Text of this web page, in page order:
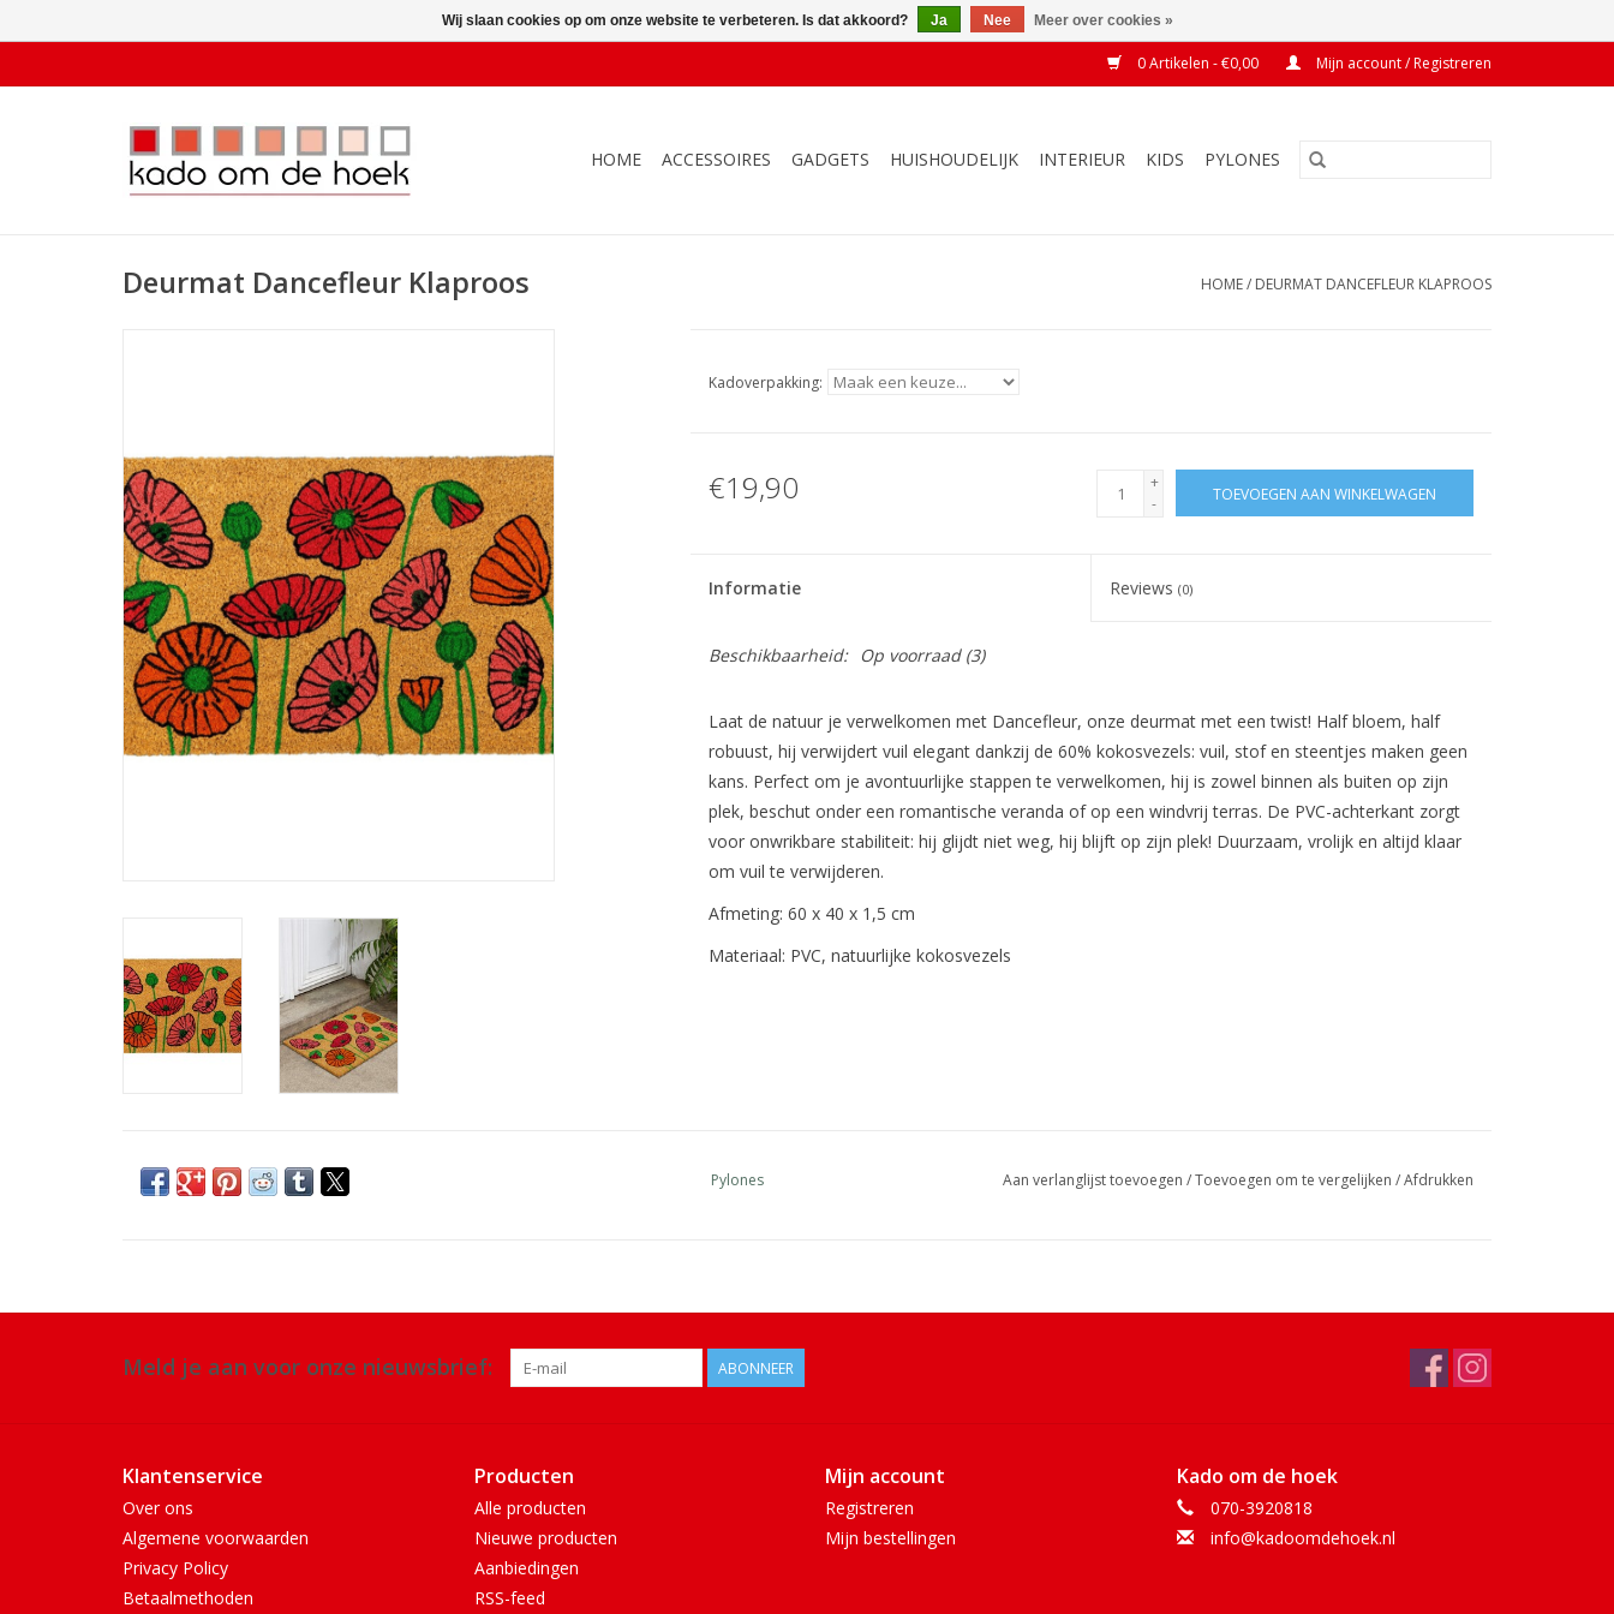
0 Artikelen - €0,00 Mijn account / Registreren
HOME ACCESSOIRES GADGETS HUISHOUDELIJK INTERIEUR KIDS PYLONES
Deurmat Dancefleur Klaproos HOME/ DEURMAT DANCEFLEUR KLAPROOS
Kadoverpakking:
€19,90
+
-
TOEVOEGEN AAN WINKELWAGEN
Informatie Reviews(0)
Beschikbaarheid: Op voorraad(3)
Laat de natuur je verwelkomen met Dancefleur, onze deurmat met een twist! Half bloem, half
robuust, hij verwijdert vuil elegant dankzij de 60% kokosvezels: vuil, stof en steentjes maken geen
kans. Perfect om je avontuurlijke stappen te verwelkomen, hij is zowel binnen als buiten op zijn
plek, beschut onder een romantische veranda of op een windvrij terras. De PVC-achterkant zorgt
voor onwrikbare stabiliteit: hij glijdt niet weg, hij blijft op zijn plek! Duurzaam, vrolijk en altijd klaar
om vuil te verwijderen.
Afmeting: 60 x 40 x 1,5 cm
Materiaal: PVC, natuurlijke kokosvezels
Pylones Aan verlanglijst toevoegen /Toevoegen om te vergelijken /Afdrukken
Meld je aan voor onze nieuwsbrief: ABONNEER
Klantenservice
Over ons
Algemene voorwaarden
Privacy Policy
Betaalmethoden
Producten
Alle producten
Nieuwe producten
Aanbiedingen
RSS-feed
Mijn account
Registreren
Mijn bestellingen
Kado om de hoek
070-3920818
info@kadoomdehoek.nl
Wij slaan cookies op om onze website te verbeteren. Is dat akkoord? Ja Nee Meer over cookies »